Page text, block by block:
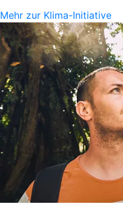
Mehr zur Klima-Initiative